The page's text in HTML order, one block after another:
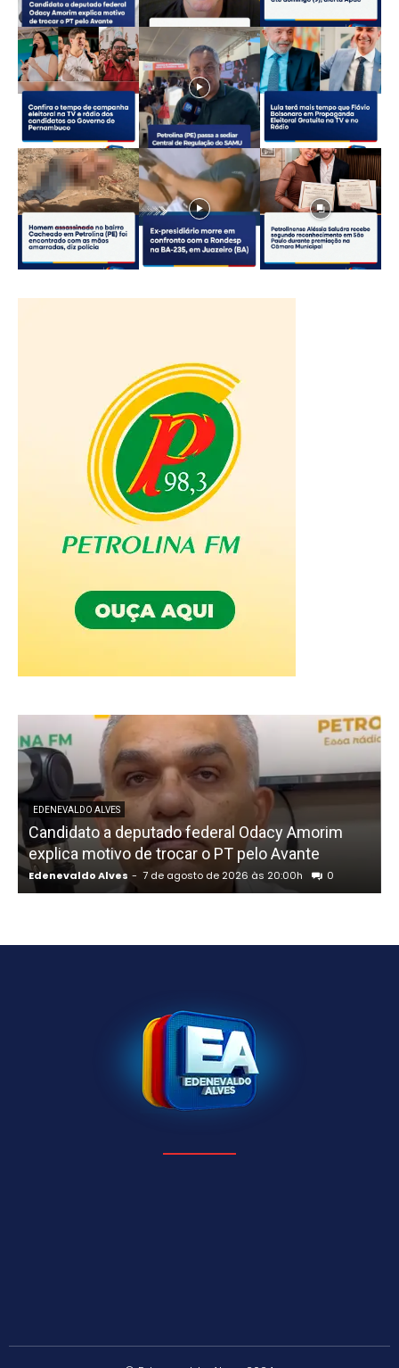
EDENEVALDO ALVES
Candidato a deputado federal Odacy Amorim
explica motivo de trocar o PT pelo Avante
Edenevaldo Alves - 7 de agosto de 2026 às 20:00h 0